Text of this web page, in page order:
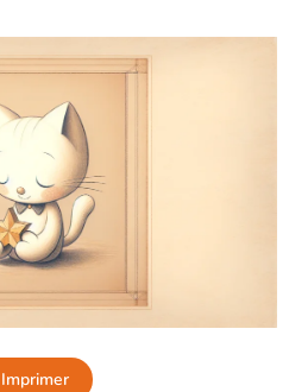
Imprimer